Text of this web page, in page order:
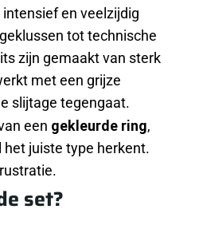
en veelzijdig
tot technische
zijn gemaakt van sterk
met een grijze
slijtage tegengaat.
een gekleurde ring,
juiste type herkent.
set?